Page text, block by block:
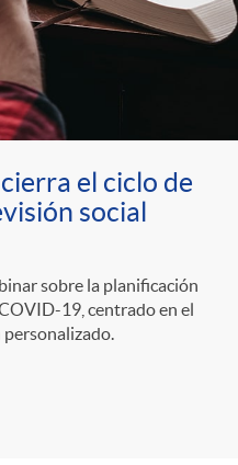
el ciclo de
social
sobre la planificación
19, centrado en el